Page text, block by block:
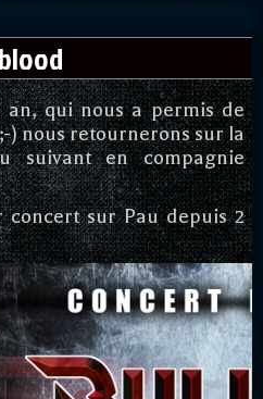
an, qui nous a permis de
) nous retournerons sur la
suivant en compagnie
sur Pau depuis 2